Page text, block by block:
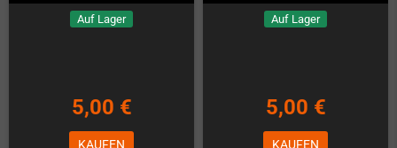
Auf Lager
5,00 €
KAUFEN
Auf Lager
5,00 €
KAUFEN